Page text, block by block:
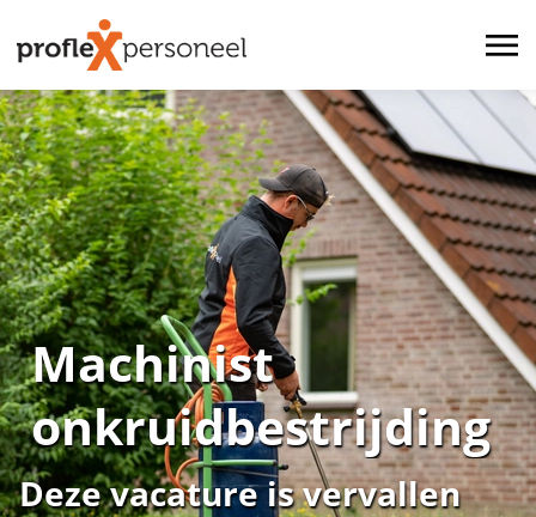
Machinist
onkruidbestrijding
Deze vacature is vervallen